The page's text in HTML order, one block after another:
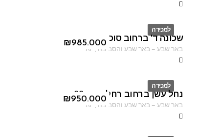
למכירה
ID
₪985.000
שכונה ד' ברחוב סוכות
באר שבע–באר שבע והסביבה ,
AF
למכירה
ID
₪950.000
נחל עשן ברחוב רחל אמנו 22
באר שבע–באר שבע והסביבה ,
AF